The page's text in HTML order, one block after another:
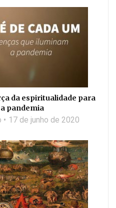
da espiritualidade para
pandemia
17 de junho de 2020